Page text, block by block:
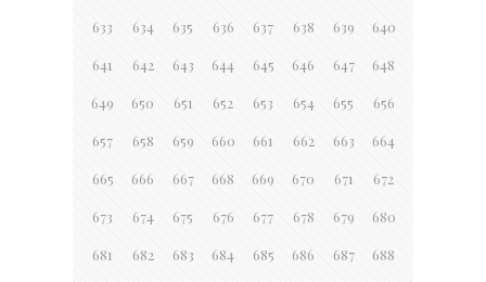
633 634 635 636 637 638 639 640
641 642 643 644 645 646 647 648
649 650 651 652 653 654 655 656
657 658 659 660 661 662 663 664
665 666 667 668 669 670 671 672
673 674 675 676 677 678 679 680
681 682 683 684 685 686 687 688